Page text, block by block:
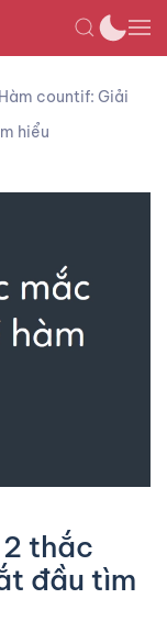
Hàm countif: Giải
hiểu
thắc
đầu tìm